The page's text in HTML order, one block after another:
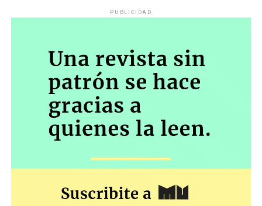
PUBLICIDAD